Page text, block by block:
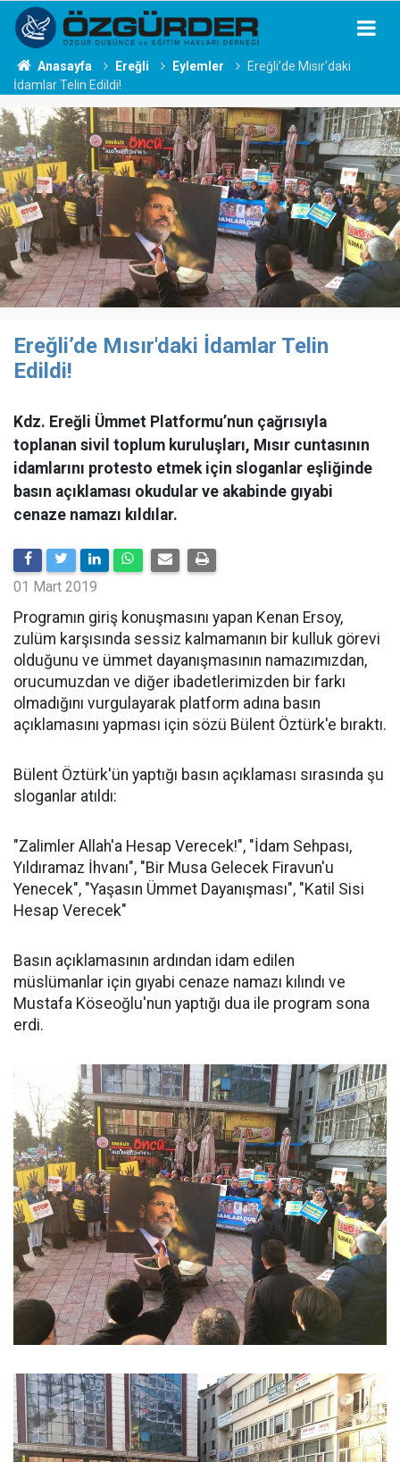
Anasayfa Ereğli Eylemler
Ereğli’de Mısır'daki
İdamlar Telin Edildi!
Ereğli’de Mısır'daki İdamlar Telin
Edildi!
Kdz. Ereğli Ümmet Platformu’nun çağrısıyla
toplanan sivil toplum kuruluşları, Mısır cuntasının
idamlarını protesto etmek için sloganlar eşliğinde
basın açıklaması okudular ve akabinde gıyabi
cenaze namazı kıldılar.
01 Mart 2019
Programın giriş konuşmasını yapan Kenan Ersoy,
zulüm karşısında sessiz kalmamanın bir kulluk görevi
olduğunu ve ümmet dayanışmasının namazımızdan,
orucumuzdan ve diğer ibadetlerimizden bir farkı
olmadığını vurgulayarak platform adına basın
açıklamasını yapması için sözü Bülent Öztürk'e bıraktı.
Bülent Öztürk'ün yaptığı basın açıklaması sırasında şu
sloganlar atıldı:
"Zalimler Allah'a Hesap Verecek!", "İdam Sehpası,
Yıldıramaz İhvanı", "Bir Musa Gelecek Firavun'u
Yenecek", "Yaşasın Ümmet Dayanışması", "Katil Sisi
Hesap Verecek"
Basın açıklamasının ardından idam edilen
müslümanlar için gıyabi cenaze namazı kılındı ve
Mustafa Köseoğlu'nun yaptığı dua ile program sona
erdi.